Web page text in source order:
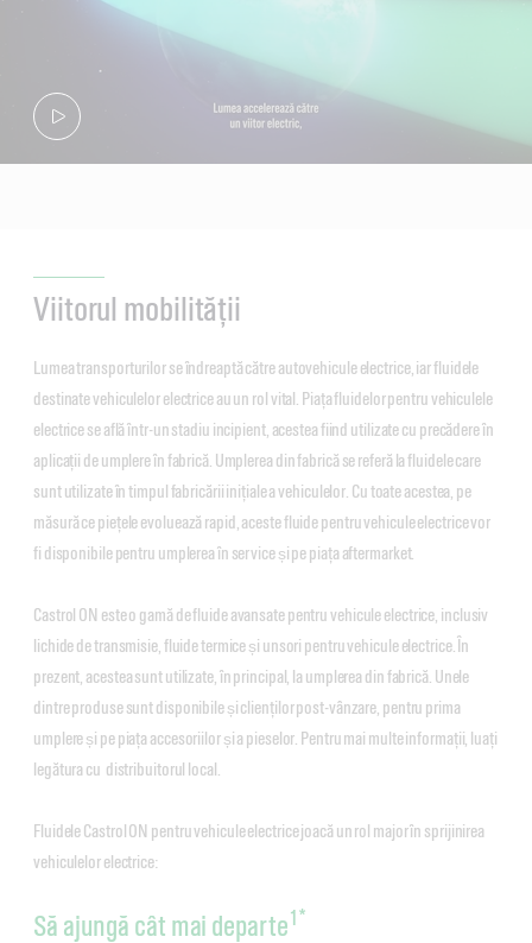
Viitorul mobilității
Lumea transporturilor se îndreaptă către autovehicule electrice, iar fluidele
destinate vehiculelor electrice au un rol vital. Piața fluidelor pentru vehiculele
electrice se află într-un stadiu incipient, acestea fiind utilizate cu precădere în
aplicații de umplere în fabrică. Umplerea din fabrică se referă la fluidele care
sunt utilizate în timpul fabricării inițiale a vehiculelor. Cu toate acestea, pe
măsură ce piețele evoluează rapid, aceste fluide pentru vehicule electrice vor
fi disponibile pentru umplerea în service și pe piața aftermarket.
Castrol ON este o gamă de fluide avansate pentru vehicule electrice, inclusiv
lichide de transmisie, fluide termice și unsori pentru vehicule electrice. În
prezent, acestea sunt utilizate, în principal, la umplerea din fabrică. Unele
dintre produse sunt disponibile și clienților post-vânzare, pentru prima
umplere și pe piața accesoriilor și a pieselor. Pentru mai multe informații, luați
legătura cu distribuitorul local.
Fluidele Castrol ON pentru vehicule electrice joacă un rol major în sprijinirea
vehiculelor electrice:
Să ajungă cât mai departe1*